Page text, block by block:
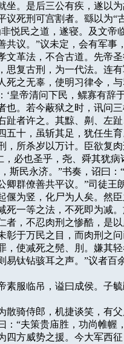
坐。是后三公有疾，遂以为
议死刑可宫割者。繇以为“
悦民之道，遂寝。及文帝
共议。”议未定，会有军事
文革法，不合古道。先帝
思复古刑，为一代法。连
死之无辜，使明习律令，
‘皇帝清问下民，鳏寡有辞
也。若今蔽狱之时，讯问
趾者许之。其黥、劓、左
五十，虽斩其足，犹任生
，所杀岁以万计。臣欲复
，必也圣乎，尧、舜其犹病
斯民永济。”书奏，诏曰
卿群僚善共平议。”司徒王
偃为竖，化尸为人矣。然
死一等之法，不死即为减
者，不忍肉刑之惨酷，是
彰于万民之目，而肉刑之
，使减死之髡、刖。嫌其
易钛钻骇耳之声。”议者百
帝素服临吊，谥曰成侯。子
散骑侍郎，机捷谈笑，有
：“夫策贵庙胜，功尚帷幄
四方威势之援。今大军西